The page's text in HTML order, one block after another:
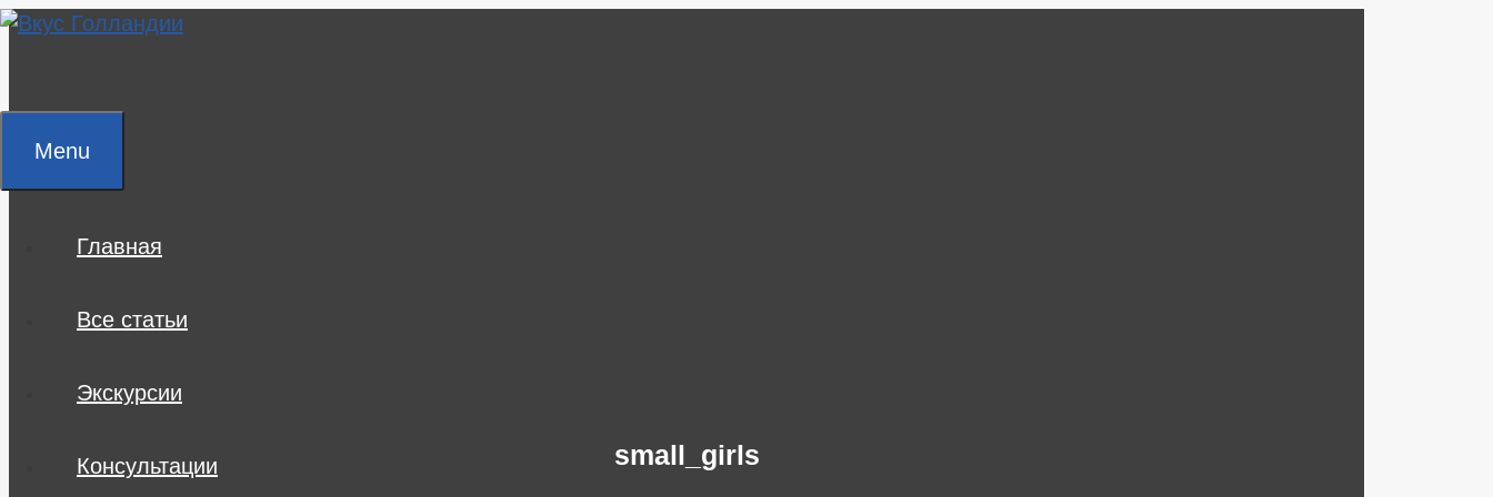
Skip
Menu
Главная
Все статьи
Экскурсии
Консультации small_girls